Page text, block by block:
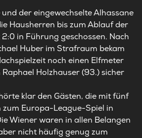
der eingewechselte Alhassane
Hausherren bis zum Ablauf der
in Führung geschossen. Nach
Huber im Strafraum bekam
noch einen Elfmeter
Holzhauser (93.) sicher
klar den Gästen, die mit fünf
zum Europa-League-Spiel in
Wiener waren in allen Belangen
nicht häufig genug zum